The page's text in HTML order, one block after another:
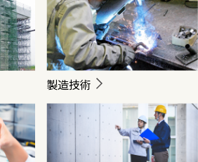
製造技術